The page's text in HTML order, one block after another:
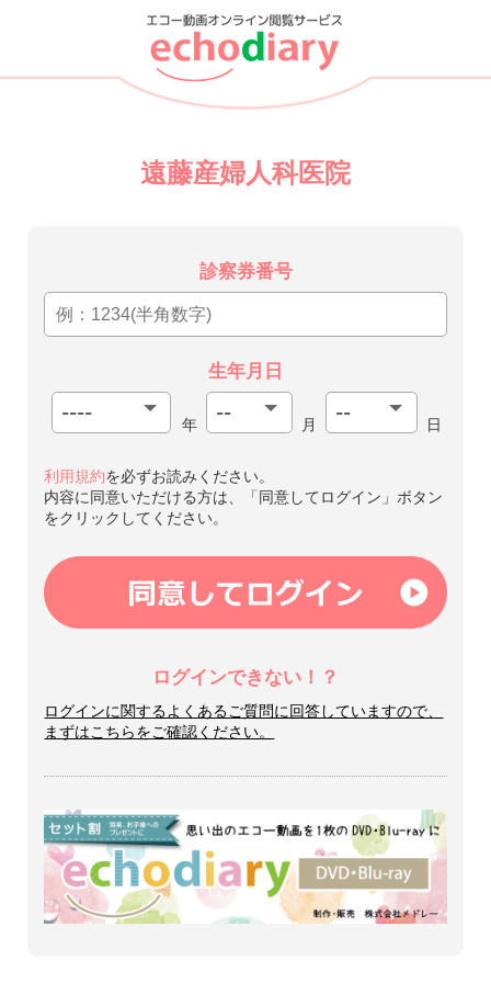
遠藤産婦人科医院
診察券番号
生年月日
年 月 日
利用規約を必ずお読みください。
内容に同意いただける方は、「同意してログイン」ボタン
をクリックしてください。
ログインできない！？
ログインに関するよくあるご質問に回答していますので、
まずはこちらをご確認ください。